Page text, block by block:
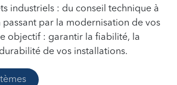
industriels : du conseil technique à
passant par la modernisation de vos
objectif : garantir la fiabilité, la
de vos installations.